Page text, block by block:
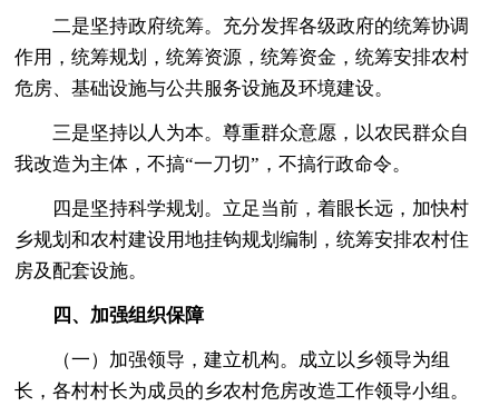
二是坚持政府统筹。充分发挥各级政府的统筹协调
作用，统筹规划，统筹资源，统筹资金，统筹安排农村
危房、基础设施与公共服务设施及环境建设。
三是坚持以人为本。尊重群众意愿，以农民群众自
我改造为主体，不搞“一刀切”，不搞行政命令。
四是坚持科学规划。立足当前，着眼长远，加快村
乡规划和农村建设用地挂钩规划编制，统筹安排农村住
房及配套设施。
四、加强组织保障
（一）加强领导，建立机构。成立以乡领导为组
长，各村村长为成员的乡农村危房改造工作领导小组。